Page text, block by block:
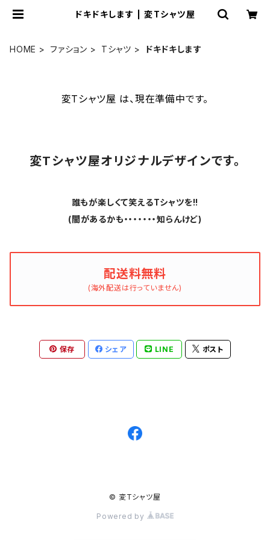
ドキドキします | 変Tシャツ屋
HOME ファション Tシャツ ドキドキします
変Tシャツ屋 は、現在準備中です。
変Tシャツ屋オリジナルデザインです。
誰もが楽しくて笑えるTシャツを!!
(闇があるかも・・・・・・・知らんけど)
配送料無料
(海外配送は行っていません)
保存 シェア LINE ポスト
© 変Tシャツ屋
Powered by